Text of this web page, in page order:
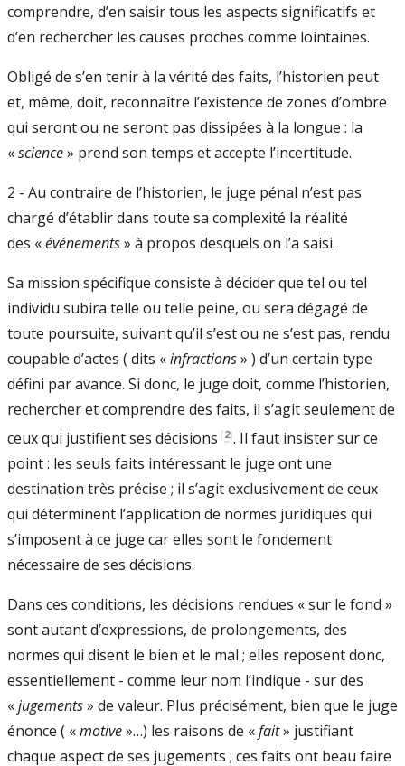
comprendre, d’en saisir tous les aspects significatifs et
d’en rechercher les causes proches comme lointaines.
Obligé de s’en tenir à la vérité des faits, l’historien peut
et, même, doit, reconnaître l’existence de zones d’ombre
qui seront ou ne seront pas dissipées à la longue : la
«science» prend son temps et accepte l’incertitude.
2 - Au contraire de l’historien, le juge pénal n’est pas
chargé d’établir dans toute sa complexité la réalité
des «événements» à propos desquels on l’a saisi.
Sa mission spécifique consiste à décider que tel ou tel
individu subira telle ou telle peine, ou sera dégagé de
toute poursuite, suivant qu’il s’est ou ne s’est pas, rendu
coupable d’actes ( dits «infractions» ) d’un certain type
défini par avance. Si donc, le juge doit, comme l’historien,
rechercher et comprendre des faits, il s’agit seulement de
ceux qui justifient ses décisions [2]. Il faut insister sur ce
point : les seuls faits intéressant le juge ont une
destination très précise ; il s’agit exclusivement de ceux
qui déterminent l’application de normes juridiques qui
s’imposent à ce juge car elles sont le fondement
nécessaire de ses décisions.
Dans ces conditions, les décisions rendues « sur le fond »
sont autant d’expressions, de prolongements, des
normes qui disent le bien et le mal ; elles reposent donc,
essentiellement - comme leur nom l’indique - sur des
«jugements» de valeur. Plus précisément, bien que le juge
énonce ( «motive»…) les raisons de «fait» justifiant
chaque aspect de ses jugements ; ces faits ont beau faire